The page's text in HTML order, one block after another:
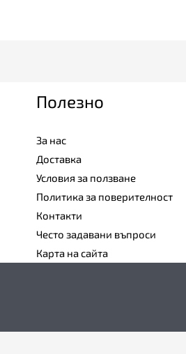
Полезно
За нас
Доставка
Условия за ползване
Политика за поверителност
Контакти
Често задавани въпроси
Карта на сайта